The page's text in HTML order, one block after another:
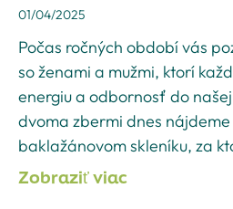
01/04/2025
Počas ročných období vás
so ženami a mužmi, ktorí
energiu a odbornosť do
dvoma zbermi dnes
baklažánovom skleníku, za
Zobraziť viac